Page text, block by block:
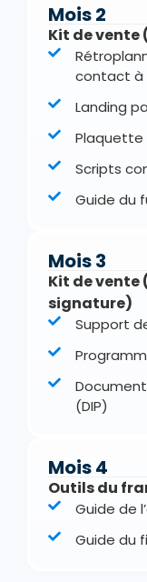
Mois 2
Kit de
contact à
Landing
Scripts
Guide du
Mois 3
Kit de
signature)
Support
(DIP)
Mois 4
Outils du
Guide de
Guide du